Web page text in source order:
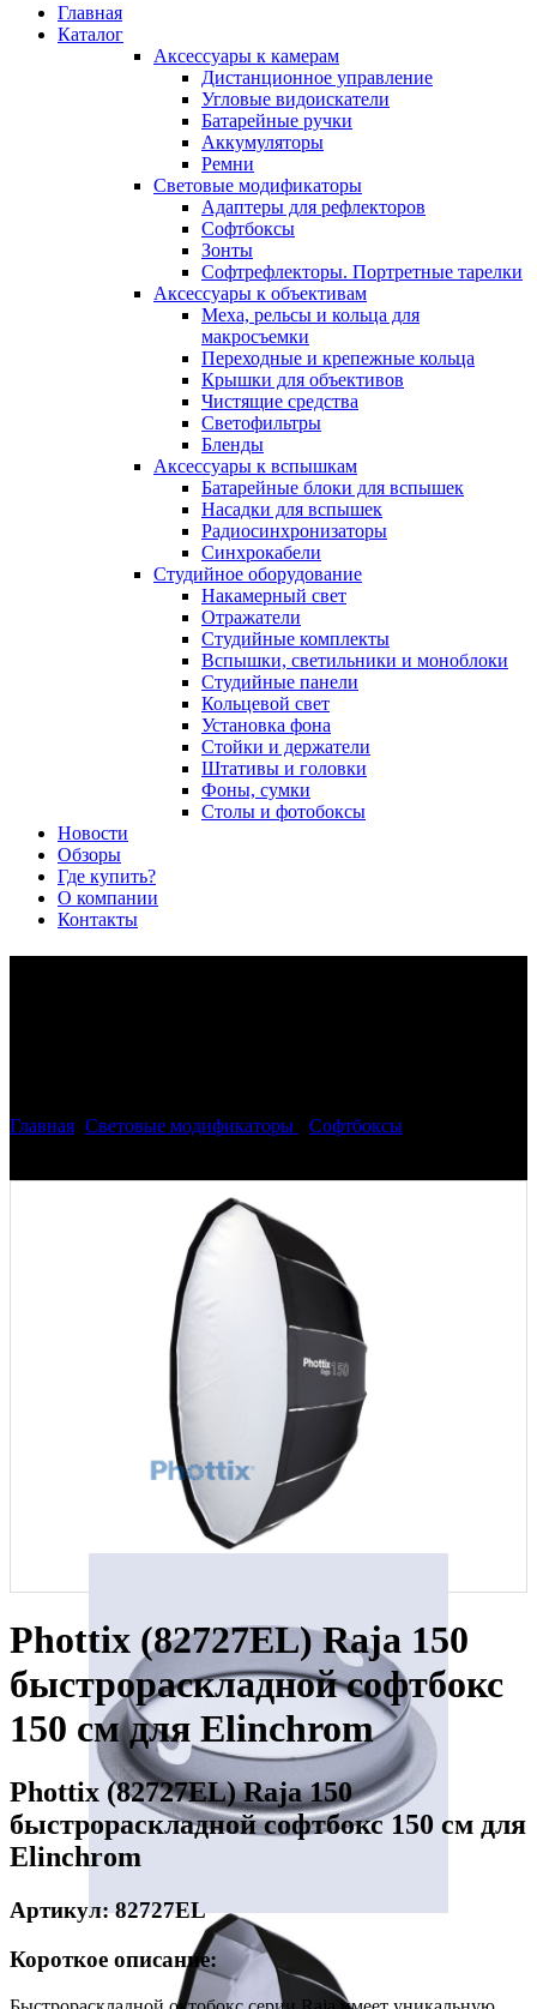
Главная
Каталог
Аксессуары к камерам
Дистанционное управление
Угловые видоискатели
Батарейные ручки
Аккумуляторы
Ремни
Световые модификаторы
Адаптеры для рефлекторов
Софтбоксы
Зонты
Софтрефлекторы. Портретные тарелки
Аксессуары к объективам
Меха, рельсы и кольца для
макросъемки
Переходные и крепежные кольца
Крышки для объективов
Чистящие средства
Светофильтры
Бленды
Аксессуары к вспышкам
Батарейные блоки для вспышек
Насадки для вспышек
Радиосинхронизаторы
Синхрокабели
Студийное оборудование
Накамерный свет
Отражатели
Студийные комплекты
Вспышки, светильники и моноблоки
Студийные панели
Кольцевой свет
Установка фона
Стойки и держатели
Штативы и головки
Фоны, сумки
Столы и фотобоксы
Новости
Обзоры
Где купить?
О компании
Контакты
Главная Световые модификаторы Софтбоксы
Phottix (82727EL) Raja 150
быстрораскладной софтбокс
150 см для Elinchrom
Phottix (82727EL) Raja 150
быстрораскладной софтбокс 150 см для
Elinchrom
Артикул: 82727EL
Короткое описание: